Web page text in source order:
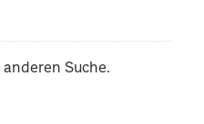
Suche.